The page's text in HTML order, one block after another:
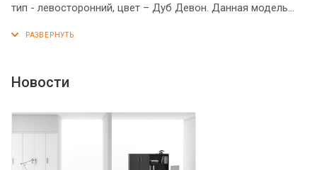
тип - левосторонний, цвет – Дуб Девон. Данная модель
благодаря чему придаст кабинету более презентабельный
торцевые поверхности элементов шкафа надежно
прочными силовыми креплениями – эксцентриковыми
Новости